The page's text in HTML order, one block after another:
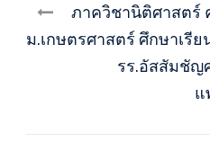
ภาควิชานิติศาสตร์
ม.เกษตรศาสตร์ ศึกษาเรี
รร.อัสสัมชัญ
แ